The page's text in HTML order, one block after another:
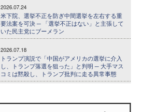
2026.07.24
米下院、選挙不正を防ぎ中間選挙を左右する重
要法案を可決 ─ 「選挙不正はない」と主張して
いた民主党にブーメラン
2026.07.18
トランプ演説で「中国がアメリカの選挙に介入
し、トランプ落選を狙った」と判明 ─ 大手マス
コミは黙殺し、トランプ批判に走る異常事態